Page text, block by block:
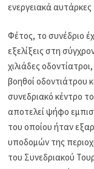
ενεργειακά
Φέτος, το συνέδριο
εξελίξεις στη
χιλιάδες
βοηθοί οδοντιάτρου
συνεδριακό κέντρο
αποτελεί ψήφο
του οποίου ήταν
υποδομών της
του Συνεδριακού